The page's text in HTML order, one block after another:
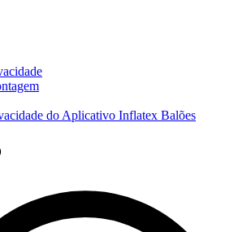
do Aplicativo Inflatex Balões